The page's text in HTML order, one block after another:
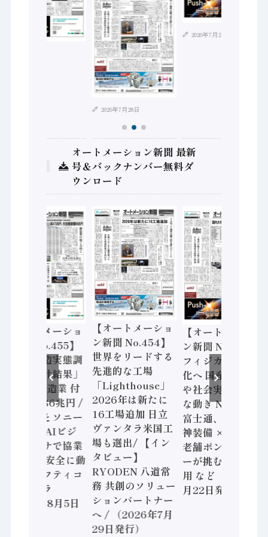
2026年7月28日
2026年7月21日
オートメーション新聞 最新
号＆バックナンバー無料ダ
ウンロード
【オートメーショ
ン新聞 No.455】
「経済構造実態調
査二次集計結果」
2024年製造業 付
加価値額86兆円 /
三菱電機とソニー
セミコン AIビジ
ョンセンサで協業
/ IDEC、安全に動
かすセーフティコ
ントローラ
（2026年8月5日
【オートメーショ
ン新聞 No.454】
世界をリードする
先進的な工場
「Lighthouse」
2026年は新たに
16工場追加 日立
ヴァンタラ米国工
場も選出/ 【イン
タビュー】
RYODEN 八道常
務 共創のソリュー
ションパートナー
へ / （2026年7月
29日発行）
【オートメーショ
ン新聞 No.453】
フィジカルAI本格
化へ 国産AI開発
や社会実装に活発
な動き Noetra、
富士通、日立 / 兵
神装備 × HMS、
老舗ポンプメーカ
ーが挑むデータ活
用 など（2026年7
月22日発行）